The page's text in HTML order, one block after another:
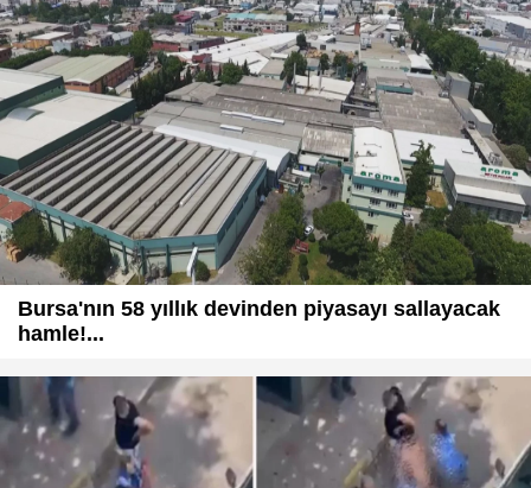
Bursa'nın 58 yıllık devinden piyasayı sallayacak
hamle!...